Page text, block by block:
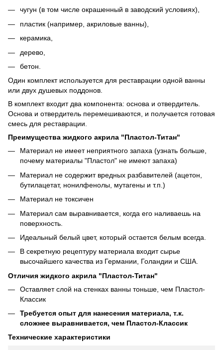
чугун (в том числе окрашенный в заводский условиях),
пластик (например, акриловые ванны),
керамика,
дерево,
бетон.
Один комплект используется для реставрации одной ванны
или двух душевых поддонов.
В комплект входит два компонента: основа и отвердитель.
Основа и отвердитель перемешиваются, и получается готовая
смесь для реставрации.
Преимущества жидкого акрила "Пластол-Титан"
Материал не имеет неприятного запаха (узнать больше,
почему материалы "Пластол" не имеют запаха)
Материал не содержит вредных разбавителей (ацетон,
бутилацетат, нонилфенолы, мутагены и т.п.)
Материал не токсичен
Материал сам выравнивается, когда его наливаешь на
поверхность.
Идеальный белый цвет, который остается белым всегда.
В секретную рецептуру материала входит сырье
высочайшего качества из Германии, Голандии и США.
Отличия жидкого акрила "Пластол-Титан"
Оставляет слой на стенках ванны тоньше, чем Пластол-
Классик
Требуется опыт для нанесения материала, т.к.
сложнее выравнивается, чем Пластол-Классик
Технические характеристики